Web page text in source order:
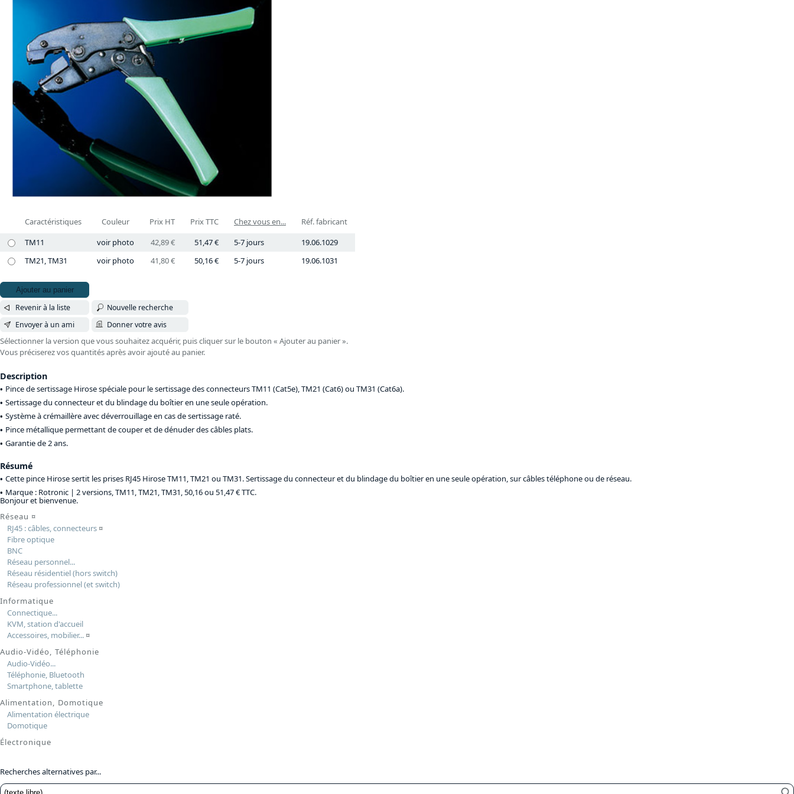
Caractéristiques Couleur Prix HT Prix TTC Chez vous en...
Réf. fabricant
TM11
voir photo 42,89 € 51,47 € 5-7 jours
19.06.1029
TM21, TM31
voir photo 41,80 € 50,16 € 5-7 jours 19.06.1031
Ajouter au panier
Revenir à la liste
Nouvelle recherche
Envoyer à un ami
Donner votre avis
Sélectionner la version que vous souhaitez acquérir, puis cliquer sur le bouton « Ajouter au panier ».
Vous préciserez vos quantités après avoir ajouté au panier.
Description
Pince de sertissage Hirose spéciale pour le sertissage des connecteurs TM11 (Cat5e), TM21 (Cat6) ou TM31 (Cat6a).
Sertissage du connecteur et du blindage du boîtier en une seule opération.
Système à crémaillère avec déverrouillage en cas de sertissage raté.
Pince métallique permettant de couper et de dénuder des câbles plats.
Garantie de 2 ans.
Résumé
Cette pince Hirose sertit les prises RJ45 Hirose TM11, TM21 ou TM31. Sertissage du connecteur et du blindage du boîtier en une seule opération, sur câbles téléphone ou de réseau.
Marque : Rotronic | 2 versions, TM11, TM21, TM31, 50,16 ou 51,47 € TTC.
Bonjour et bienvenue.
Réseau ¤
RJ45 : câbles, connecteurs¤
Fibre optique
BNC
Réseau personnel...
Réseau résidentiel (hors switch)
Réseau professionnel (et switch)
Informatique
Connectique...
KVM, station d'accueil
Accessoires, mobilier...¤
Audio-Vidéo, Téléphonie
Audio-Vidéo...
Téléphonie, Bluetooth
Smartphone, tablette
Alimentation, Domotique
Alimentation électrique
Domotique
Électronique
Recherches alternatives par...